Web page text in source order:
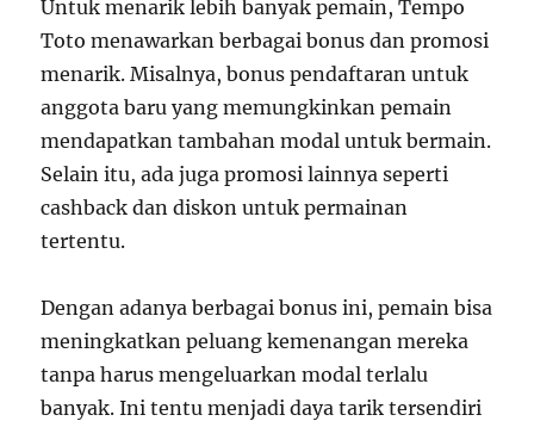
Untuk menarik lebih banyak pemain, Tempo
Toto menawarkan berbagai bonus dan promosi
menarik. Misalnya, bonus pendaftaran untuk
anggota baru yang memungkinkan pemain
mendapatkan tambahan modal untuk bermain.
Selain itu, ada juga promosi lainnya seperti
cashback dan diskon untuk permainan
tertentu.
Dengan adanya berbagai bonus ini, pemain bisa
meningkatkan peluang kemenangan mereka
tanpa harus mengeluarkan modal terlalu
banyak. Ini tentu menjadi daya tarik tersendiri